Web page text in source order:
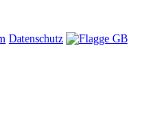
Datenschutz